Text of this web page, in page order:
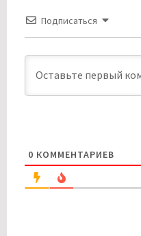
Подписаться
0 КОММЕНТАРИЕВ